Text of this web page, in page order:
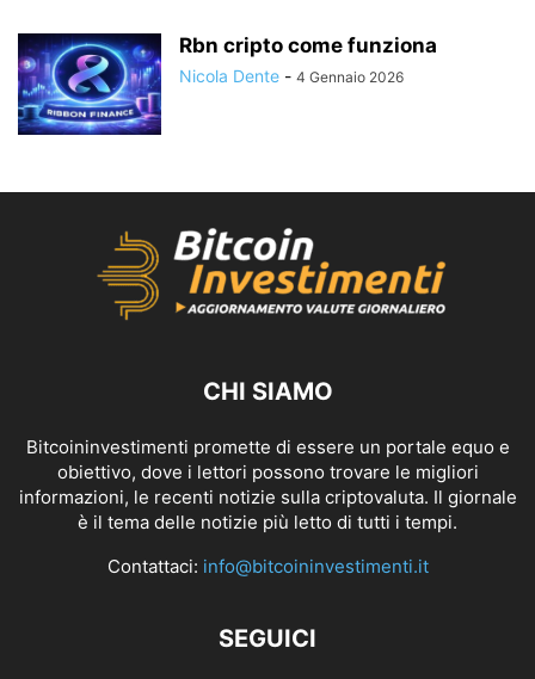
Rbn cripto come funziona
Nicola Dente - 4 Gennaio 2026
CHI SIAMO
Bitcoininvestimenti promette di essere un portale equo e
obiettivo, dove i lettori possono trovare le migliori
informazioni, le recenti notizie sulla criptovaluta. Il giornale
è il tema delle notizie più letto di tutti i tempi.
Contattaci: info@bitcoininvestimenti.it
SEGUICI